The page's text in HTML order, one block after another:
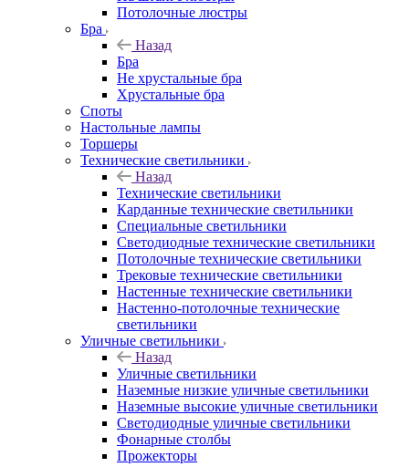
Потолочные люстры
Бра
Назад
Бра
Не хрустальные бра
Хрустальные бра
Споты
Настольные лампы
Торшеры
Технические светильники
Назад
Технические светильники
Карданные технические светильники
Специальные светильники
Светодиодные технические светильники
Потолочные технические светильники
Трековые технические светильники
Настенные технические светильники
Настенно-потолочные технические
светильники
Уличные светильники
Назад
Уличные светильники
Наземные низкие уличные светильники
Наземные высокие уличные светильники
Светодиодные уличные светильники
Фонарные столбы
Прожекторы